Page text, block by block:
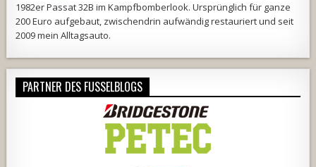
1982er Passat 32B im Kampfbomberlook. Ursprünglich für ganze
200 Euro aufgebaut, zwischendrin aufwändig restauriert und seit
2009 mein Alltagsauto.
PARTNER DES FUSSELBLOGS